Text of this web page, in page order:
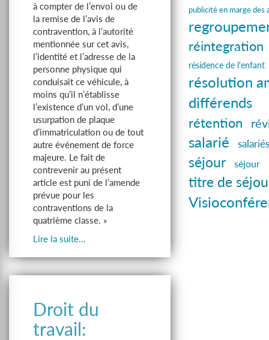
à compter de l’envoi ou de
la remise de l’avis de
contravention, à l’autorité
mentionnée sur cet avis,
l’identité et l’adresse de la
personne physique qui
conduisait ce véhicule, à
moins qu’il n’établisse
l’existence d’un vol, d’une
usurpation de plaque
d’immatriculation ou de tout
autre événement de force
majeure. Le fait de
contrevenir au présent
article est puni de l’amende
prévue pour les
contraventions de la
quatrième classe. »
Lire la suite...
Droit du
travail:
publicité en marge des
réintegration
résidence de l'enfant
résolution
différends
rétention
salarié
séjour séjour
titre de